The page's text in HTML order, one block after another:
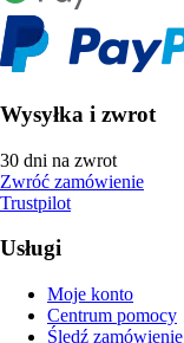
Wysyłka i zwrot
30 dni na zwrot
Zwróć zamówienie
Trustpilot
Usługi
Moje konto
Centrum pomocy
Śledź zamówienie